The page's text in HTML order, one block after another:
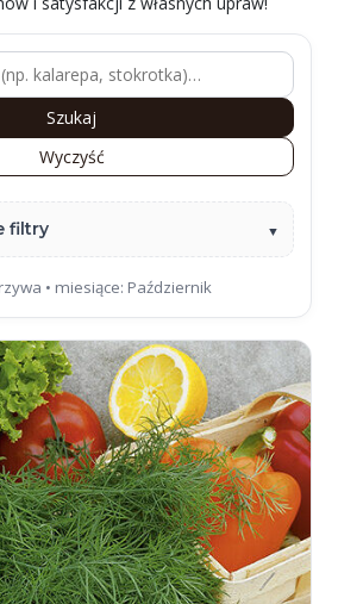
Szukaj
Wyczyść
filtry
• miesiące: Październik